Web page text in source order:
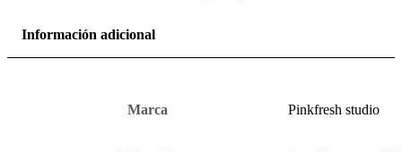
Información adicional
Marca Pinkfresh studio